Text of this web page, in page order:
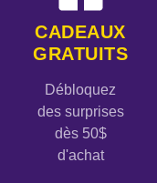
CADEAUX
GRATUITS
Débloquez
des surprises
dès 50$
d'achat